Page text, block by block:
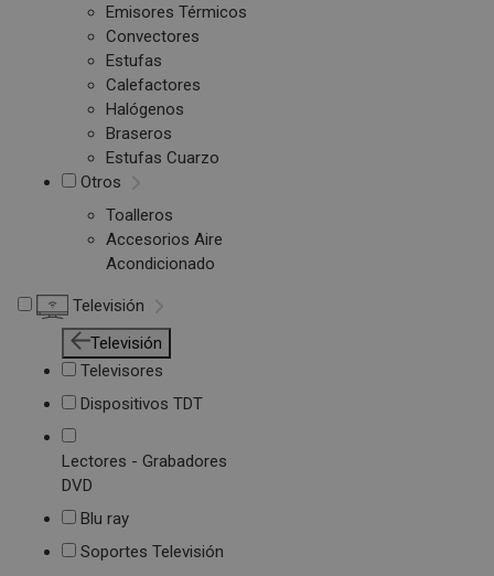
Emisores Térmicos
Convectores
Estufas
Calefactores
Halógenos
Braseros
Estufas Cuarzo
Otros
Toalleros
Accesorios Aire
Acondicionado
Televisión
Televisión
Televisores
Dispositivos TDT
Lectores - Grabadores
DVD
Blu ray
Soportes Televisión